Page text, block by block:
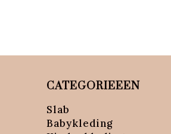
CATEGORIEEEN
Slab
Babykleding